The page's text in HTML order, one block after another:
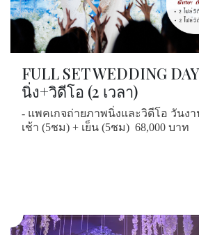
FULL SET WEDDING
นิ่ง+วิดีโอ (2 เวลา)
- แพคเกจถ่ายภาพนิ่งและวิดีโอ วันงา
เช้า (5ชม) + เย็น (5ชม) 68,000 บาท